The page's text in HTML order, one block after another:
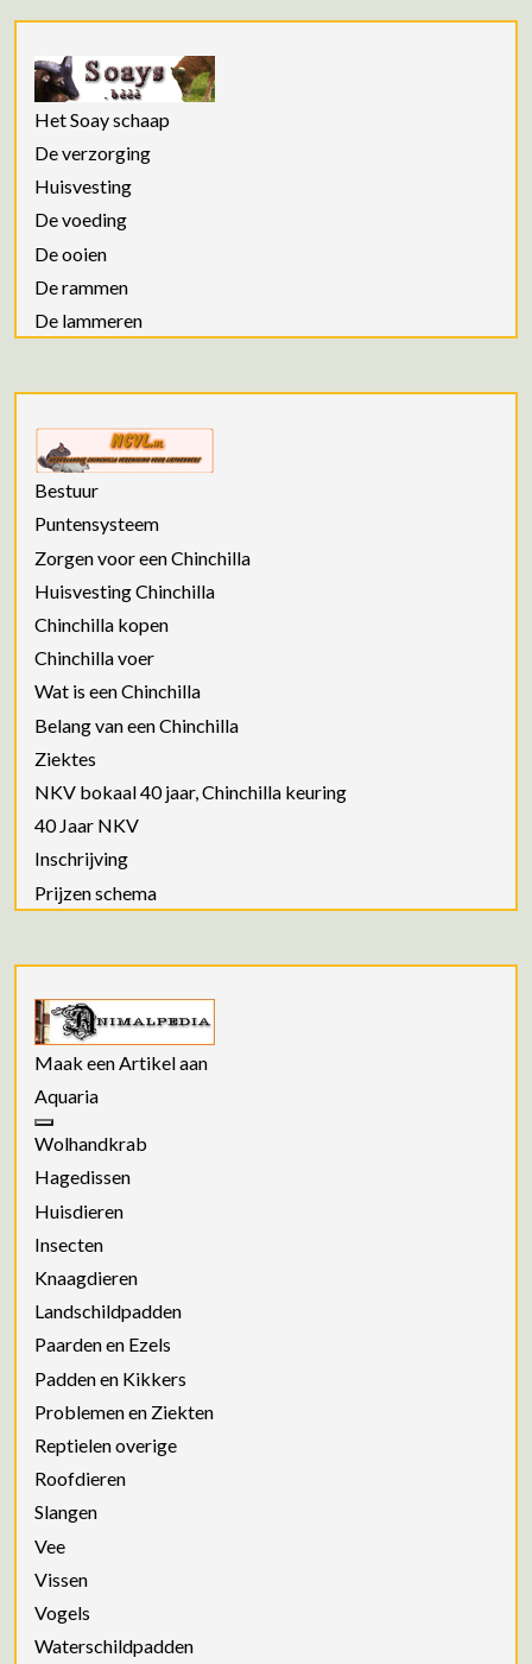
Het Soay schaap
De verzorging
Huisvesting
De voeding
De ooien
De rammen
De lammeren
Bestuur
Puntensysteem
Zorgen voor een Chinchilla
Huisvesting Chinchilla
Chinchilla kopen
Chinchilla voer
Wat is een Chinchilla
Belang van een Chinchilla
Ziektes
NKV bokaal 40 jaar, Chinchilla keuring
40 Jaar NKV
Inschrijving
Prijzen schema
Maak een Artikel aan
Aquaria
Wolhandkrab
Hagedissen
Huisdieren
Insecten
Knaagdieren
Landschildpadden
Paarden en Ezels
Padden en Kikkers
Problemen en Ziekten
Reptielen overige
Roofdieren
Slangen
Vee
Vissen
Vogels
Waterschildpadden